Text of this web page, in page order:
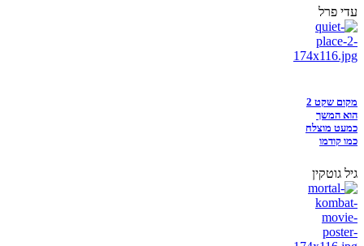
עדי פרל
מקום שקט 2
הוא המשך
כמעט מוצלח
כמו קודמו
גיל גוטקין